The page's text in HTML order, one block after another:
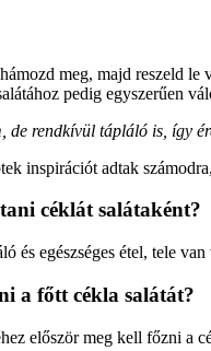
meg, majd reszeld
pedig egyszerűen
rendkívül tápláló is, így
inspirációt adtak
céklát salátaként?
és egészséges étel, tele
a főtt cékla salátát?
először meg kell főzni a